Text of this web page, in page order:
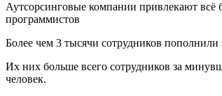
Аутсорсинговые компании привлекают всё
программистов
Более чем 3 тысячи сотрудников
Их них больше всего сотрудников за
человек.